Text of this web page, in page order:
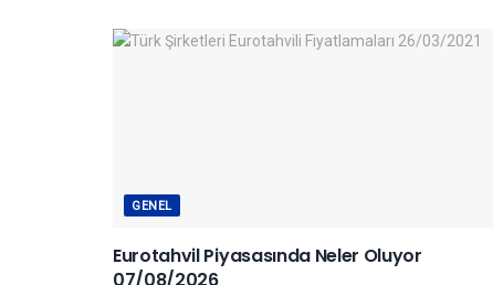
GENEL
Eurotahvil Piyasasında Neler Oluyor